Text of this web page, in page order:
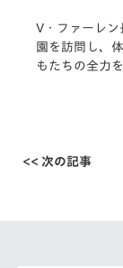
V・ファーレン
園を訪問し、
もたちの全力
<< 次の記事